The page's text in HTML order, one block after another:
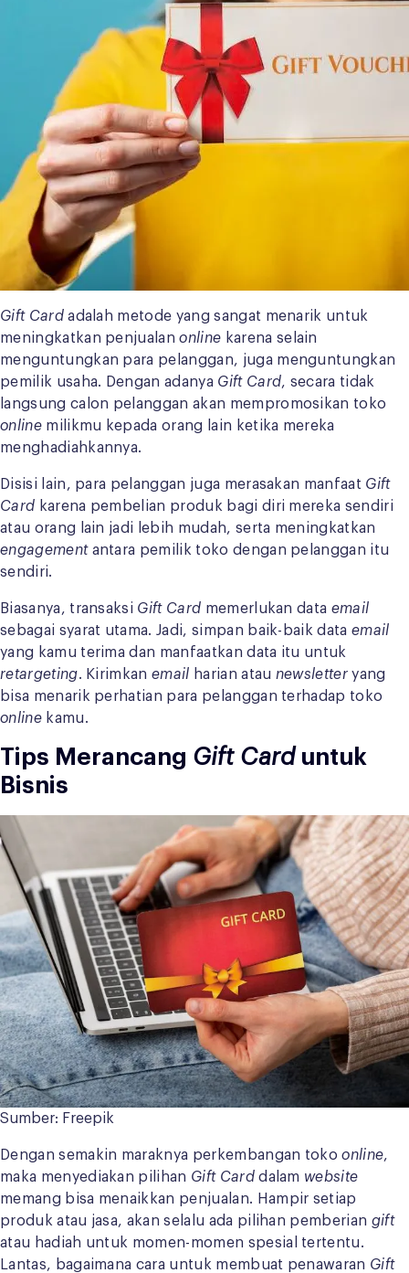
Gift Cardadalah metode yang sangat menarik untuk
meningkatkan penjualanonline karena selain
menguntungkan para pelanggan, juga menguntungkan
pemilik usaha. Dengan adanya Gift Card, secara tidak
langsung calon pelanggan akan mempromosikan toko
online milikmu kepada orang lain ketika mereka
menghadiahkannya.
Disisi lain, para pelanggan juga merasakan manfaat Gift
Card karena pembelian produk bagi diri mereka sendiri
atau orang lain jadi lebih mudah, serta meningkatkan
engagement antara pemilik toko dengan pelanggan itu
sendiri.
Biasanya, transaksi Gift Card memerlukan data email
sebagai syarat utama. Jadi, simpan baik-baik data email
yang kamu terima dan manfaatkan data itu untuk
retargeting. Kirimkanemail harian atau newsletteryang
bisa menarik perhatian para pelanggan terhadap toko
onlinekamu.
Tips Merancang Gift Carduntuk
Bisnis
Sumber: Freepik
Dengan semakin maraknya perkembangan tokoonline,
maka menyediakan pilihan Gift Carddalam website
memang bisa menaikkan penjualan. Hampir setiap
produk atau jasa, akan selalu ada pilihan pemberian gift
atau hadiah untuk momen-momen spesial tertentu.
Lantas, bagaimana cara untuk membuat penawaran Gift